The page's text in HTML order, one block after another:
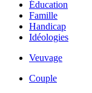
Éducation
Famille
Handicap
Idéologies
Veuvage
Couple